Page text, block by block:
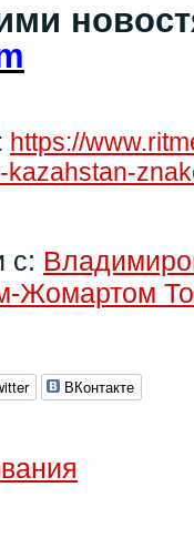
https://
с:
Жомартом
ВКонтакте